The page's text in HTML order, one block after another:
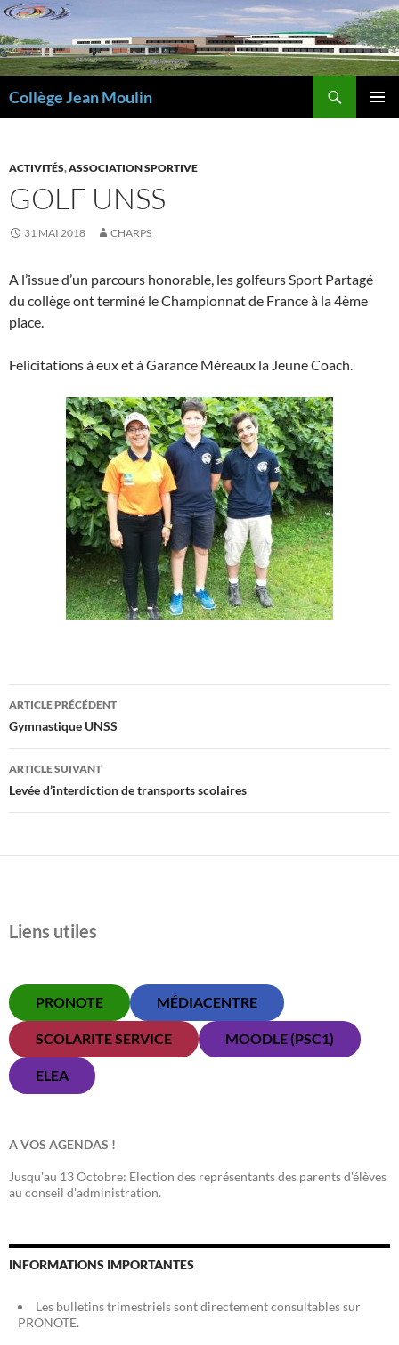
Aller
au
contenu
Collège Jean Moulin
ACTIVITÉS,ASSOCIATION SPORTIVE
GOLF UNSS
31 MAI 2018 CHARPS
A l’issue d’un parcours honorable, les golfeurs Sport Partagé
du collège ont terminé le Championnat de France à la 4ème
place.
Félicitations à eux et à Garance Méreaux la Jeune Coach.
Navigation
des
articles
ARTICLE PRÉCÉDENT
Gymnastique UNSS
ARTICLE SUIVANT
Levée d’interdiction de transports scolaires
Liens utiles
PRONOTE MÉDIACENTRE
SCOLARITE SERVICE MOODLE (PSC1)
ELEA
A VOS AGENDAS !
Jusqu'au 13 Octobre: Élection des représentants des parents d'élèves
au conseil d'administration.
INFORMATIONS IMPORTANTES
Les bulletins trimestriels sont directement consultables sur
PRONOTE.